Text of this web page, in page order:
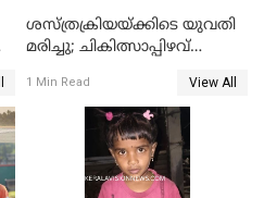
ശസ്ത്രക്രിയയ്‌ക്കിടെ യുവതി
മരിച്ചു; ചികിത്സാപ്പിഴവ്
സംഭവം മാവേലിക്കരയിൽ
1 Min Read View All